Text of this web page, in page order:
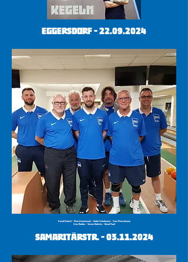
eggersdorf -22.09.2024
David Dittrich - Peter Hannemann - André Schuhmann - Sven Pietschmann
Uwe Radtke - Steven Kobicke - Bernd Pauli
Samaritärstr. -03.11.2024